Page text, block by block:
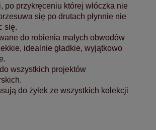
po przykręceniu której włóczka nie
się po drutach płynnie nie
się.
do robienia małych obwodów
idealnie gładkie, wyjątkowo
wszystkich projektów
do żyłek ze wszystkich kolekcji